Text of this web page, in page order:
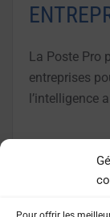
La Poste Pro
entreprises
l’intelligence
LIRE LA